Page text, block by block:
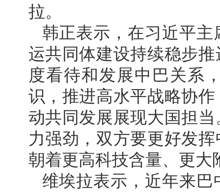
拉。
韩正表示，在习近平
运共同体建设持续稳步
度看待和发展中巴关系
识，推进高水平战略协
动共同发展展现大国担
力强劲，双方要更好发
朝着更高科技含量、更大
维埃拉表示，近年来